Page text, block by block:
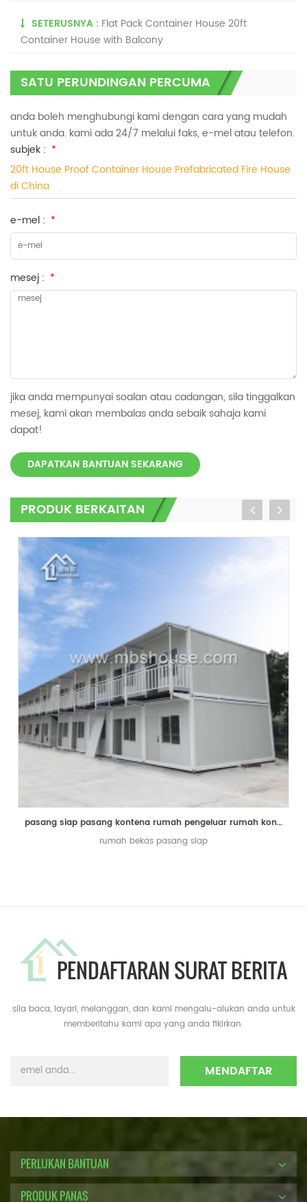
SETERUSNYA : Flat Pack Container House 20ft
Container House with Balcony
SATU PERUNDINGAN PERCUMA
anda boleh menghubungi kami dengan cara yang mudah
untuk anda. kami ada 24/7 melalui faks, e-mel atau telefon.
subjek : *
20ft House Proof Container House Prefabricated Fire House
di China
e-mel : *
mesej : *
jika anda mempunyai soalan atau cadangan, sila tinggalkan
mesej, kami akan membalas anda sebaik sahaja kami
dapat!
DAPATKAN BANTUAN SEKARANG
PRODUK BERKAITAN
pasang siap pasang kontena rumah pengeluar rumah kontena
rumah bekas pasang siap
PENDAFTARAN SURAT BERITA
sila baca, layari, melanggan, dan kami mengalu-alukan anda untuk
memberitahu kami apa yang anda fikirkan.
PERLUKAN BANTUAN
PRODUK PANAS